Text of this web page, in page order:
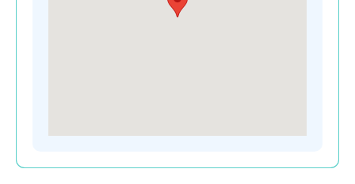
Словения